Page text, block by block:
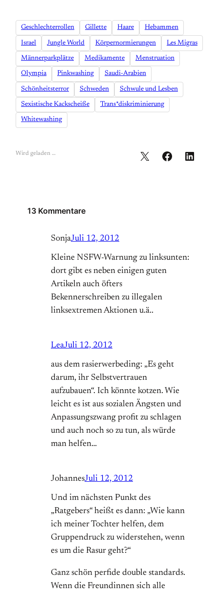
Geschlechterrollen Gillette Haare Hebammen
Israel Jungle World Körpernormierungen Les Migras
Männerparkplätze Medikamente Menstruation
Olympia Pinkwashing Saudi-Arabien
Schönheitsterror Schweden Schwule und Lesben
Sexistische Kackscheiße Trans*diskriminierung
Whitewashing
Wird geladen …
13 Kommentare
SonjaJuli 12, 2012
Kleine NSFW-Warnung zu linksunten:
dort gibt es neben einigen guten
Artikeln auch öfters
Bekennerschreiben zu illegalen
linksextremen Aktionen u.ä..
LeaJuli 12, 2012
aus dem rasierwerbeding: „Es geht
darum, ihr Selbstvertrauen
aufzubauen“. Ich könnte kotzen. Wie
leicht es ist aus sozialen Ängsten und
Anpassungszwang profit zu schlagen
und auch noch so zu tun, als würde
man helfen…
JohannesJuli 12, 2012
Und im nächsten Punkt des
„Ratgebers“ heißt es dann: „Wie kann
ich meiner Tochter helfen, dem
Gruppendruck zu widerstehen, wenn
es um die Rasur geht?“
Ganz schön perfide double standards.
Wenn die Freundinnen sich alle